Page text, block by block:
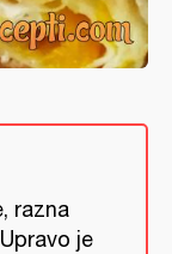
razna
je